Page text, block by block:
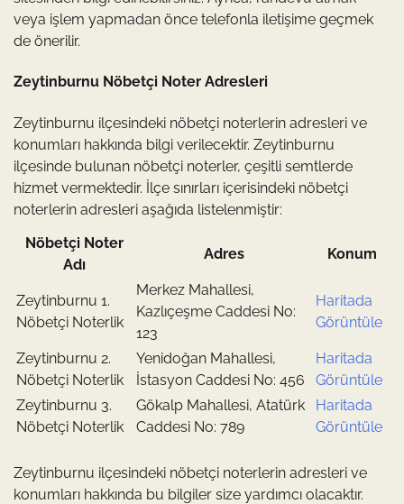
veya işlem yapmadan önce telefonla iletişime geçmek
de önerilir.
Zeytinburnu Nöbetçi Noter Adresleri
Zeytinburnu ilçesindeki nöbetçi noterlerin adresleri ve
konumları hakkında bilgi verilecektir. Zeytinburnu
ilçesinde bulunan nöbetçi noterler, çeşitli semtlerde
hizmet vermektedir. İlçe sınırları içerisindeki nöbetçi
noterlerin adresleri aşağıda listelenmiştir:
Nöbetçi Noter
Adı
Adres Konum
Zeytinburnu 1.
Nöbetçi Noterlik
Merkez Mahallesi,
Kazlıçeşme Caddesi No:
123
Haritada
Görüntüle
Zeytinburnu 2.
Nöbetçi Noterlik
Yenidoğan Mahallesi,
İstasyon Caddesi No: 456
Haritada
Görüntüle
Zeytinburnu 3.
Nöbetçi Noterlik
Gökalp Mahallesi, Atatürk
Caddesi No: 789
Haritada
Görüntüle
Zeytinburnu ilçesindeki nöbetçi noterlerin adresleri ve
konumları hakkında bu bilgiler size yardımcı olacaktır.